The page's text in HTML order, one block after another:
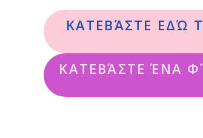
ΚΑΤΕΒΆΣΤΕ ΕΔΏ
ΚΑΤΕΒΆΣΤΕ ΈΝΑ